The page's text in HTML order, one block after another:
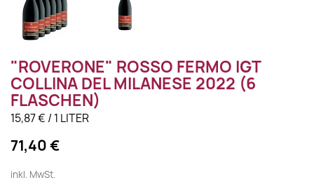
"ROVERONE" ROSSO FERMO IGT
COLLINA DEL MILANESE 2022 (6
FLASCHEN)
15,87 € / 1 LITER
71,40 €
inkl. MwSt.